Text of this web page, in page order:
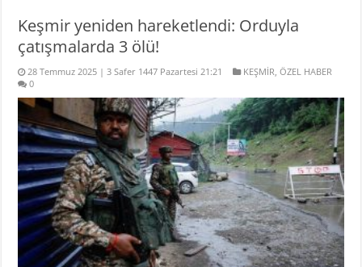
Keşmir yeniden hareketlendi: Orduyla
çatışmalarda 3 ölü!
28 Temmuz 2025 | 3 Safer 1447 Pazartesi 21:21 KEŞMİR,ÖZEL HABER
0